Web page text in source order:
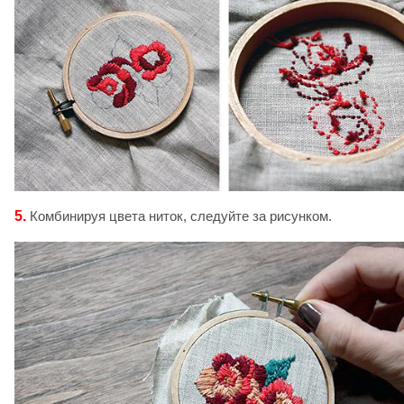
5. Комбинируя цвета ниток, следуйте за рисунком.